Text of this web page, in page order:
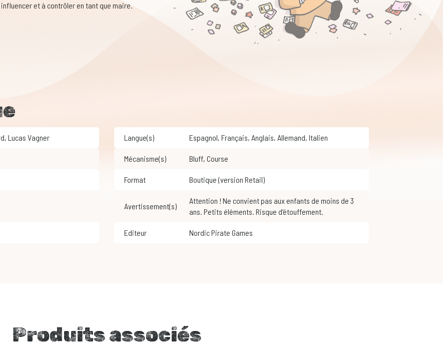
et à contrôler en tant que maire.
, Lucas Vagner Langue(s) Espagnol, Français, Anglais, Allemand, Italien
Mécanisme(s) Bluff, Course
Format Boutique (version Retail)
Avertissement(s)
Attention ! Ne convient pas aux enfants de moins de 3
ans. Petits éléments. Risque d'étouffement.
Editeur Nordic Pirate Games
Produits associés